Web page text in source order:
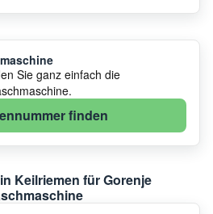
Sie ganz einfach die
finden
Keilriemen für Gorenje